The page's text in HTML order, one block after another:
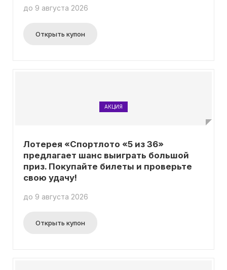
до 9 августа 2026
Открыть купон
АКЦИЯ
Лотерея «Спортлото «5 из 36»
предлагает шанс выиграть большой
приз. Покупайте билеты и проверьте
свою удачу!
до 9 августа 2026
Открыть купон